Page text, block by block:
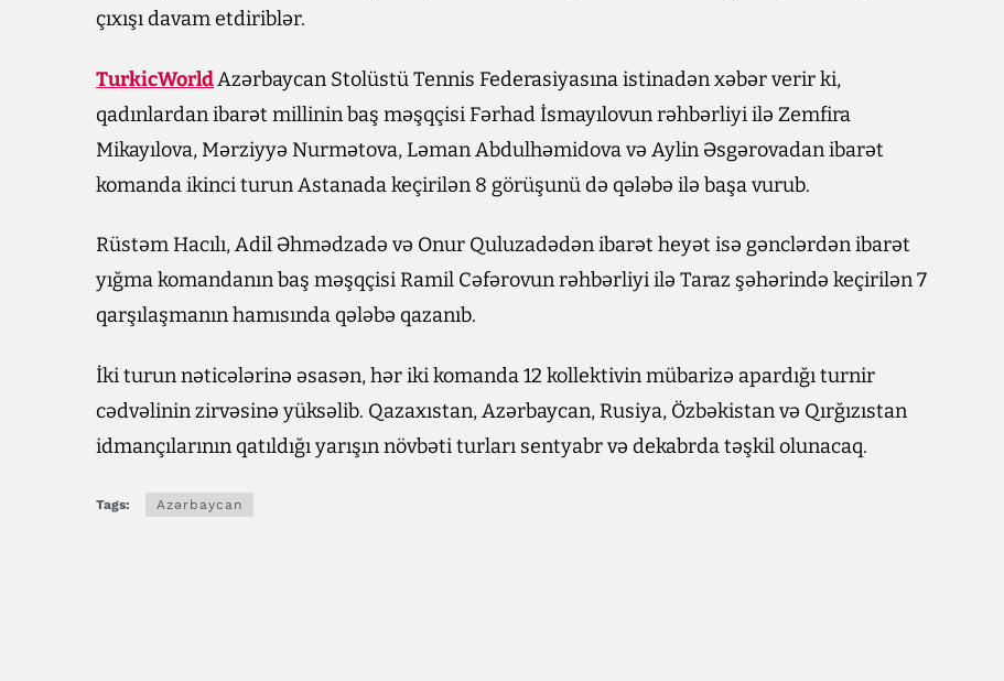
çıxışı davam etdiriblər.
TurkicWorldAzərbaycan Stolüstü Tennis Federasiyasına istinadən xəbər verir ki,
qadınlardan ibarət millinin baş məşqçisi Fərhad İsmayılovun rəhbərliyi ilə Zemfira
Mikayılova, Mərziyyə Nurmətova, Ləman Abdulhəmidova və Aylin Əsgərovadan ibarət
komanda ikinci turun Astanada keçirilən 8 görüşunü də qələbə ilə başa vurub.
Rüstəm Hacılı, Adil Əhmədzadə və Onur Quluzadədən ibarət heyət isə gənclərdən ibarət
yığma komandanın baş məşqçisi Ramil Cəfərovun rəhbərliyi ilə Taraz şəhərində keçirilən 7
qarşılaşmanın hamısında qələbə qazanıb.
İki turun nəticələrinə əsasən, hər iki komanda 12 kollektivin mübarizə apardığı turnir
cədvəlinin zirvəsinə yüksəlib. Qazaxıstan, Azərbaycan, Rusiya, Özbəkistan və Qırğızıstan
idmançılarının qatıldığı yarışın növbəti turları sentyabr və dekabrda təşkil olunacaq.
Tags: Azərbaycan